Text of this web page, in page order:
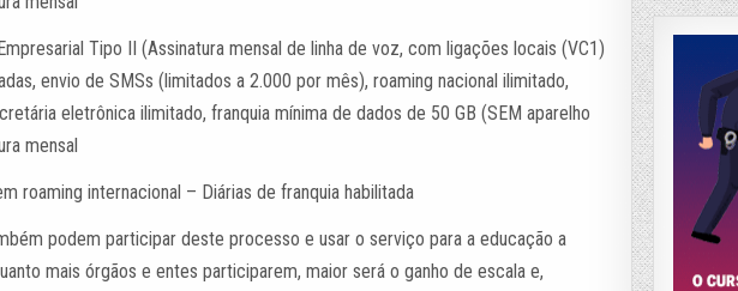
Tipo II (Assinatura mensal de linha de voz, com ligações locais (VC1)
envio de SMSs (limitados a 2.000 por mês), roaming nacional ilimitado,
eletrônica ilimitado, franquia mínima de dados de 50 GB (SEM aparelho
mensal
roaming internacional – Diárias de franquia habilitada
podem participar deste processo e usar o serviço para a educação a
mais órgãos e entes participarem, maior será o ganho de escala e,